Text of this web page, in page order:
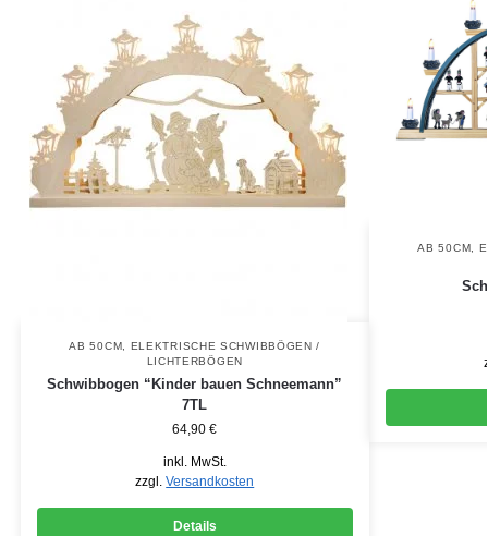
AB 50CM
ELEKTRISCHE SCHWIBBÖGEN /
LICHTERBÖGEN
Schwibbogen “Kinder bauen Schneemann”
7TL
64,90€
inkl. MwSt.
zzgl.Versandkosten
Details
AB 50CM